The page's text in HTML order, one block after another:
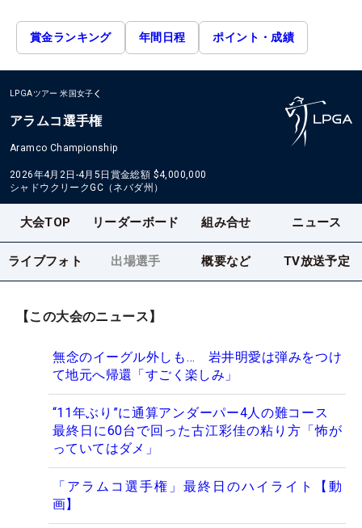
賞金ランキング 年間日程 ポイント・成績
LPGAツアー 米国女子
アラムコ選手権
Aramco Championship
2026年4月2日-4月5日 賞金総額 $4,000,000
シャドウクリークGC（ネバダ州）
大会TOP リーダーボード 組み合せ ニュース
ライブフォト 出場選手 概要など TV放送予定
【この大会のニュース】
無念のイーグル外しも… 岩井明愛は弾みをつけ
て地元へ帰還「すごく楽しみ」
“11年ぶり”に通算アンダーパー4人の難コース
最終日に60台で回った古江彩佳の粘り方「怖が
っていてはダメ」
「アラムコ選手権」最終日のハイライト【動
画】